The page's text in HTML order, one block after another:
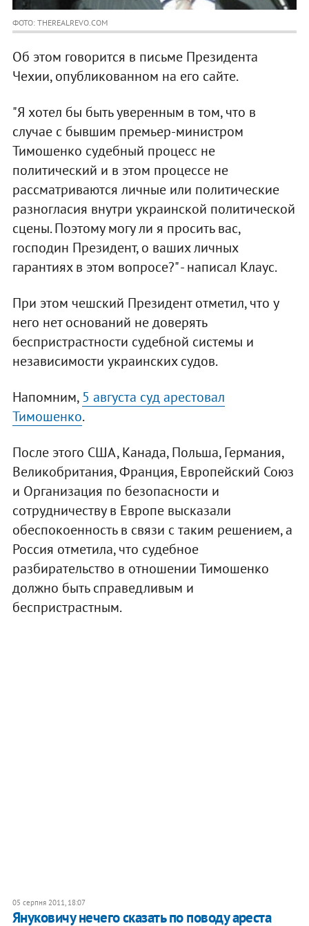
ФОТО: THEREALREVO.COM
Об этом говорится в письме Президента
Чехии, опубликованном на его сайте.
"Я хотел бы быть уверенным в том, что в
случае с бывшим премьер-министром
Тимошенко судебный процесс не
политический и в этом процессе не
рассматриваются личные или политические
разногласия внутри украинской политической
сцены. Поэтому могу ли я просить вас,
господин Президент, о ваших личных
гарантиях в этом вопросе?" - написал Клаус.
При этом чешский Президент отметил, что у
него нет оснований не доверять
беспристрастности судебной системы и
независимости украинских судов.
Напомним,5 августа суд арестовал
Тимошенко.
После этого США, Канада, Польша, Германия,
Великобритания, Франция, Европейский Союз
и Организация по безопасности и
сотрудничеству в Европе высказали
обеспокоенность в связи с таким решением, а
Россия отметила, что судебное
разбирательство в отношении Тимошенко
должно быть справедливым и
беспристрастным.
05 серпня 2011, 18:07
Януковичу нечего сказать по поводу ареста